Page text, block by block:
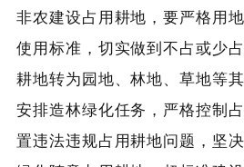
非农建设占用耕地，要严格用
使用标准，切实做到不占或少
耕地转为园地、林地、草地等
安排造林绿化任务，严格控制
置违法违规占用耕地问题，坚